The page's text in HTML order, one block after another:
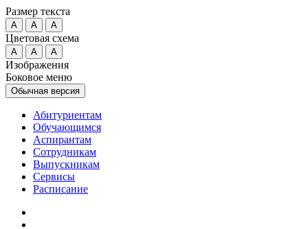
Размер текста
A A A
Цветовая схема
A A A
Изображения
Боковое меню
Обычная версия
Абитуриентам
Обучающимся
Аспирантам
Сотрудникам
Выпускникам
Сервисы
Расписание